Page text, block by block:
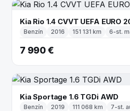
Kia Rio 1.4 CVVT UEFA EURO
Benzín 2016 151 131 km 6-st.
7 990 €
Kia Sportage 1.6 TGDi AWD
Benzín 2019 111 068 km 7-st.